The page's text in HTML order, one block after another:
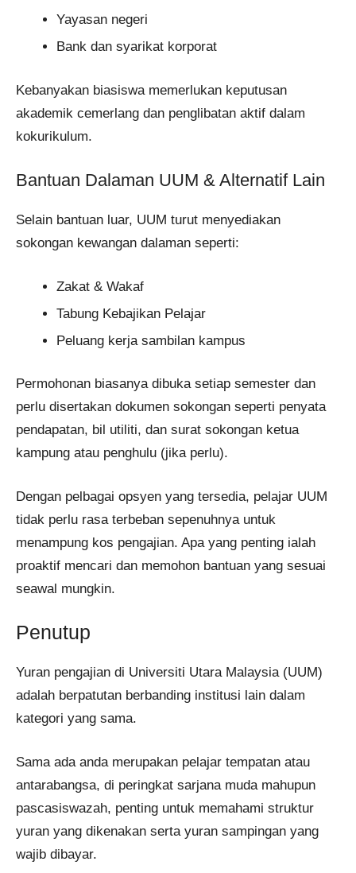
Yayasan negeri
Bank dan syarikat korporat
Kebanyakan biasiswa memerlukan keputusan
akademik cemerlang dan penglibatan aktif dalam
kokurikulum.
Bantuan Dalaman UUM & Alternatif Lain
Selain bantuan luar, UUM turut menyediakan
sokongan kewangan dalaman seperti:
Zakat & Wakaf
Tabung Kebajikan Pelajar
Peluang kerja sambilan kampus
Permohonan biasanya dibuka setiap semester dan
perlu disertakan dokumen sokongan seperti penyata
pendapatan, bil utiliti, dan surat sokongan ketua
kampung atau penghulu (jika perlu).
Dengan pelbagai opsyen yang tersedia, pelajar UUM
tidak perlu rasa terbeban sepenuhnya untuk
menampung kos pengajian. Apa yang penting ialah
proaktif mencari dan memohon bantuan yang sesuai
seawal mungkin.
Penutup
Yuran pengajian di Universiti Utara Malaysia (UUM)
adalah berpatutan berbanding institusi lain dalam
kategori yang sama.
Sama ada anda merupakan pelajar tempatan atau
antarabangsa, di peringkat sarjana muda mahupun
pascasiswazah, penting untuk memahami struktur
yuran yang dikenakan serta yuran sampingan yang
wajib dibayar.